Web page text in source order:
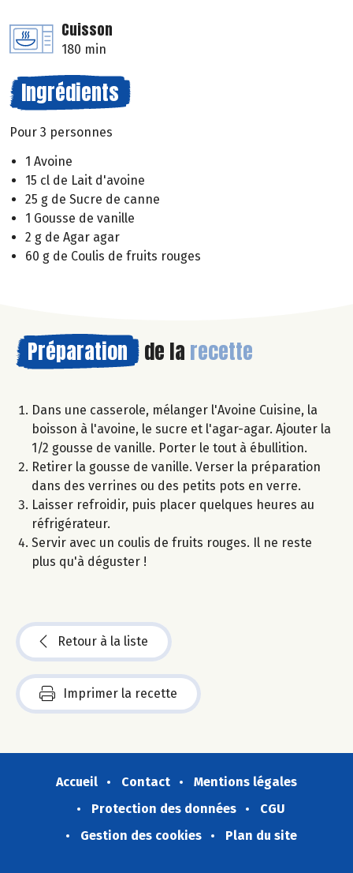
Cuisson
180 min
Ingrédients
Pour 3 personnes
1 Avoine
15 cl de Lait d'avoine
25 g de Sucre de canne
1 Gousse de vanille
2 g de Agar agar
60 g de Coulis de fruits rouges
Préparation de la recette
Dans une casserole, mélanger l'Avoine Cuisine, la
boisson à l'avoine, le sucre et l'agar-agar. Ajouter la
1/2 gousse de vanille. Porter le tout à ébullition.
Retirer la gousse de vanille. Verser la préparation
dans des verrines ou des petits pots en verre.
Laisser refroidir, puis placer quelques heures au
réfrigérateur.
Servir avec un coulis de fruits rouges. Il ne reste
plus qu'à déguster !
Retour à la liste
Imprimer la recette
Accueil Contact
Mentions légales
Protection des données
CGU
Gestion des cookies
Plan du site